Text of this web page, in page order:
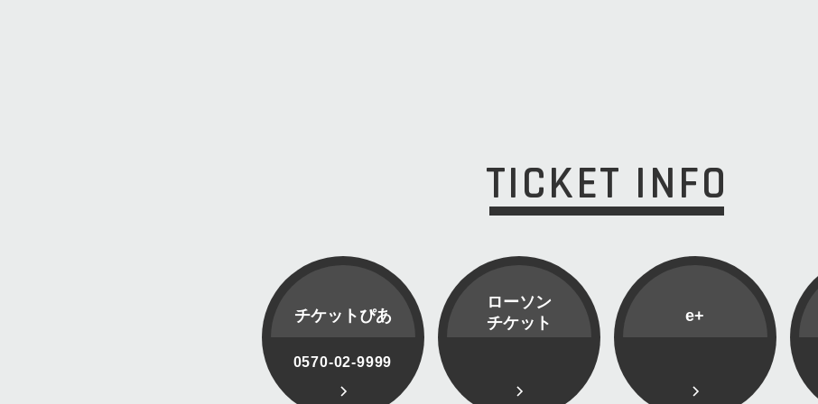
TICKET INFO
チケットぴあ
0570-02-9999
ローソン
チケット
e+